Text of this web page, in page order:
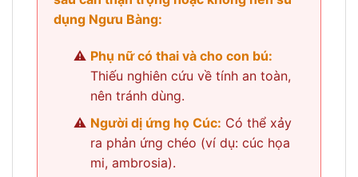
dụng Ngưu Bàng:
Phụ nữ có thai và cho con bú:
Thiếu nghiên cứu về tính an toàn,
nên tránh dùng.
Người dị ứng họ Cúc: Có thể xảy
ra phản ứng chéo (ví dụ: cúc họa
mi, ambrosia).